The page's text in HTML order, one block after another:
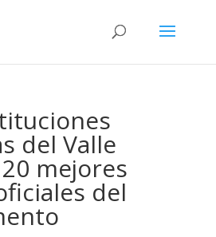
del Valle
mejores
del